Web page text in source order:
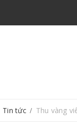
Tin tức / Thu vàng